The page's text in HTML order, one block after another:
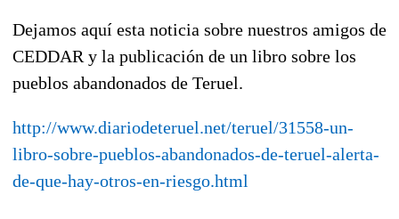
Dejamos aquí esta noticia sobre nuestros amigos de
CEDDAR y la publicación de un libro sobre los
pueblos abandonados de Teruel.
http://www.diariodeteruel.net/teruel/31558-un-
libro-sobre-pueblos-abandonados-de-teruel-alerta-
de-que-hay-otros-en-riesgo.html